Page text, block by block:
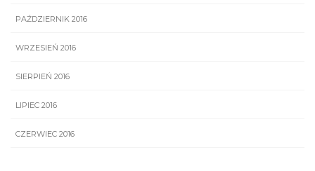
PAŹDZIERNIK 2016
WRZESIEŃ 2016
SIERPIEŃ 2016
LIPIEC 2016
CZERWIEC 2016